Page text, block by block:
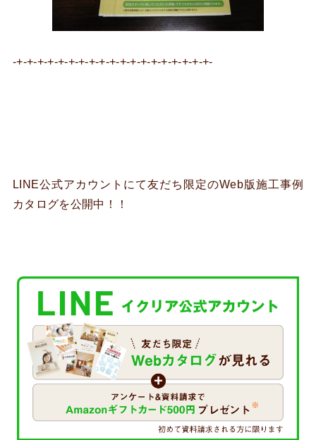
-+-+-+-+-+-+-+-+-+-+-+-+-+-+-+-+-+-+-+-
LINE公式アカウントにて友だち限定のWeb版施工事例
カタログを公開中！！